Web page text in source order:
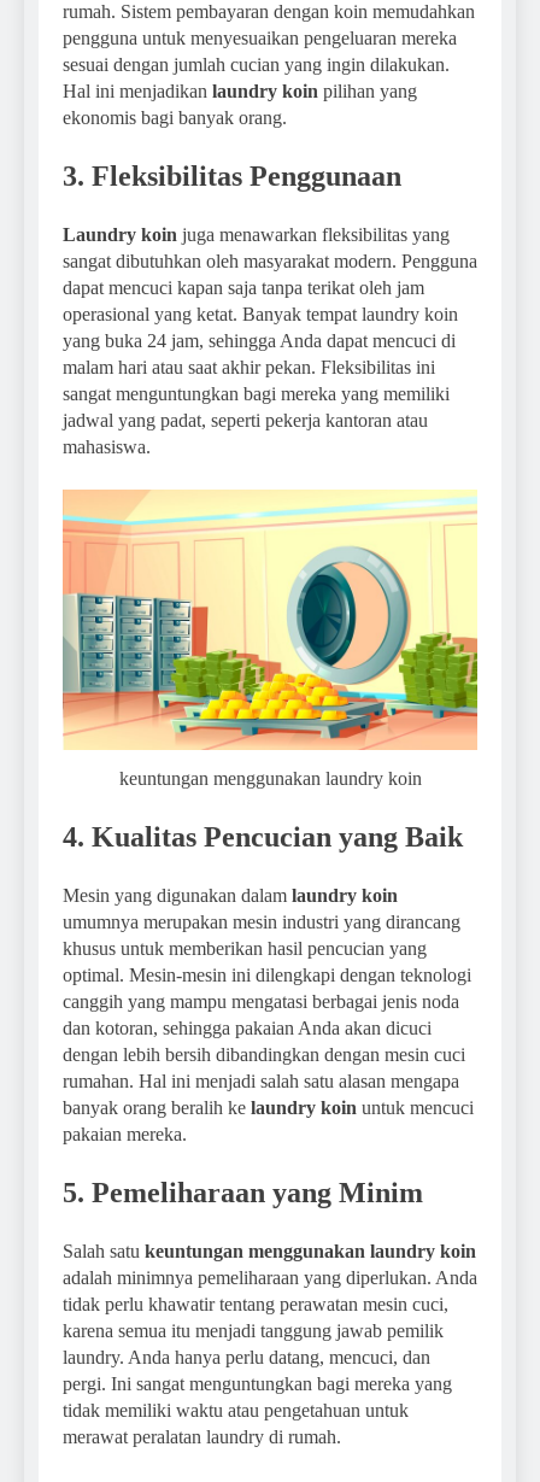
rumah. Sistem pembayaran dengan koin memudahkan
pengguna untuk menyesuaikan pengeluaran mereka
sesuai dengan jumlah cucian yang ingin dilakukan.
Hal ini menjadikan laundry koin pilihan yang
ekonomis bagi banyak orang.
3. Fleksibilitas Penggunaan
Laundry koin juga menawarkan fleksibilitas yang
sangat dibutuhkan oleh masyarakat modern. Pengguna
dapat mencuci kapan saja tanpa terikat oleh jam
operasional yang ketat. Banyak tempat laundry koin
yang buka 24 jam, sehingga Anda dapat mencuci di
malam hari atau saat akhir pekan. Fleksibilitas ini
sangat menguntungkan bagi mereka yang memiliki
jadwal yang padat, seperti pekerja kantoran atau
mahasiswa.
keuntungan menggunakan laundry koin
4. Kualitas Pencucian yang Baik
Mesin yang digunakan dalam laundry koin
umumnya merupakan mesin industri yang dirancang
khusus untuk memberikan hasil pencucian yang
optimal. Mesin-mesin ini dilengkapi dengan teknologi
canggih yang mampu mengatasi berbagai jenis noda
dan kotoran, sehingga pakaian Anda akan dicuci
dengan lebih bersih dibandingkan dengan mesin cuci
rumahan. Hal ini menjadi salah satu alasan mengapa
banyak orang beralih ke laundry koin untuk mencuci
pakaian mereka.
5. Pemeliharaan yang Minim
Salah satu keuntungan menggunakan laundry koin
adalah minimnya pemeliharaan yang diperlukan. Anda
tidak perlu khawatir tentang perawatan mesin cuci,
karena semua itu menjadi tanggung jawab pemilik
laundry. Anda hanya perlu datang, mencuci, dan
pergi. Ini sangat menguntungkan bagi mereka yang
tidak memiliki waktu atau pengetahuan untuk
merawat peralatan laundry di rumah.